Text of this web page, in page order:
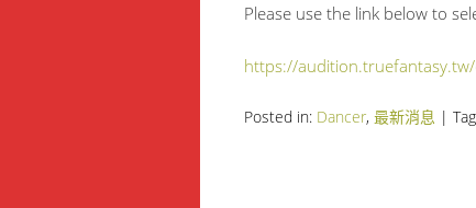
Please use the link below to
https://
Posted in: Dancer, 最新消息 |